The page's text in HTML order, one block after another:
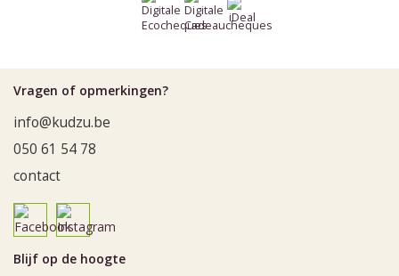
Vragen of opmerkingen?
info@kudzu.be
050 61 54 78
contact
Blijf op de hoogte